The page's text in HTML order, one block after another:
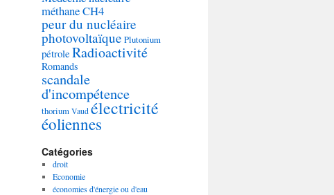
méthane CH4
peur du nucléaire
photovoltaïque Plutonium
pétrole Radioactivité
Romands
scandale
d'incompétence
thorium Vaud électricité
éoliennes
Catégories
droit
Economie
économies d'énergie ou d'eau